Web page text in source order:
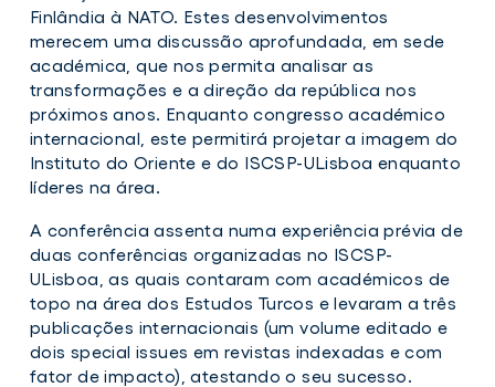
Congresso
Internacional
Finlândia à NATO. Estes desenvolvimentos
merecem uma discussão aprofundada, em sede
académica, que nos permita analisar as
transformações e a direção da república nos
próximos anos. Enquanto congresso académico
internacional, este permitirá projetar a imagem do
Instituto do Oriente e do ISCSP-ULisboa enquanto
líderes na área.
A conferência assenta numa experiência prévia de
duas conferências organizadas no ISCSP-
ULisboa, as quais contaram com académicos de
topo na área dos Estudos Turcos e levaram a três
publicações internacionais (um volume editado e
dois special issues em revistas indexadas e com
fator de impacto), atestando o seu sucesso.